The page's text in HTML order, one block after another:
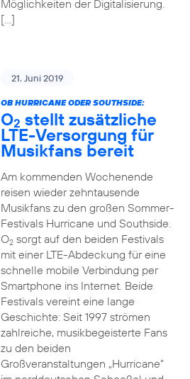
Möglichkeiten der Digitalisierung.
[…]
21. Juni 2019
OB HURRICANE ODER SOUTHSIDE:
O2 stellt zusätzliche
LTE-Versorgung für
Musikfans bereit
Am kommenden Wochenende
reisen wieder zehntausende
Musikfans zu den großen Sommer-
Festivals Hurricane und Southside.
O2sorgt auf den beiden Festivals
mit einer LTE-Abdeckung für eine
schnelle mobile Verbindung per
Smartphone ins Internet. Beide
Festivals vereint eine lange
Geschichte: Seit 1997 strömen
zahlreiche, musikbegeisterte Fans
zu den beiden
Großveranstaltungen „Hurricane“